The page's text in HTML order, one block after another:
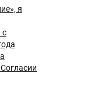
я
с